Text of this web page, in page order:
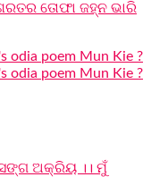
ତୋଫା ଜହ୍ନ ଭାରି
ଅକ୍ରିୟ ।। ମୁଁ